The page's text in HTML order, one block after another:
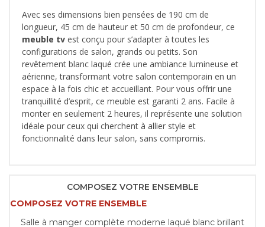
Avec ses dimensions bien pensées de 190 cm de
longueur, 45 cm de hauteur et 50 cm de profondeur, ce
meuble tv est conçu pour s’adapter à toutes les
configurations de salon, grands ou petits. Son
revêtement blanc laqué crée une ambiance lumineuse et
aérienne, transformant votre salon contemporain en un
espace à la fois chic et accueillant. Pour vous offrir une
tranquillité d’esprit, ce meuble est garanti 2 ans. Facile à
monter en seulement 2 heures, il représente une solution
idéale pour ceux qui cherchent à allier style et
fonctionnalité dans leur salon, sans compromis.
COMPOSEZ VOTRE ENSEMBLE
COMPOSEZ VOTRE ENSEMBLE
Salle à manger complète moderne laqué blanc brillant